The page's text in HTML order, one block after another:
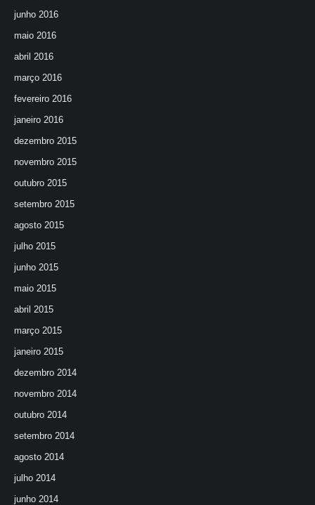
junho 2016
maio 2016
abril 2016
março 2016
fevereiro 2016
janeiro 2016
dezembro 2015
novembro 2015
outubro 2015
setembro 2015
agosto 2015
julho 2015
junho 2015
maio 2015
abril 2015
março 2015
janeiro 2015
dezembro 2014
novembro 2014
outubro 2014
setembro 2014
agosto 2014
julho 2014
junho 2014